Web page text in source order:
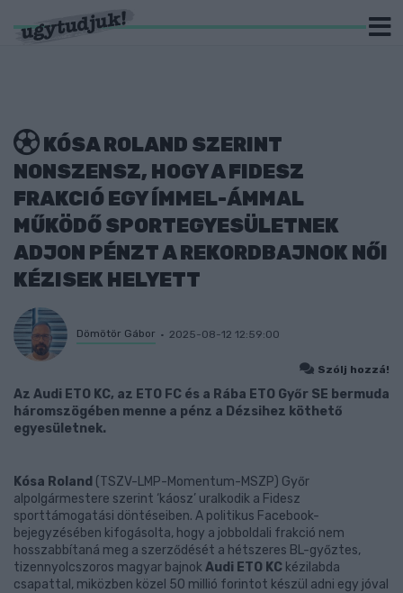
KÓSA ROLAND SZERINT
NONSZENSZ, HOGY A FIDESZ
FRAKCIÓ EGY ÍMMEL-ÁMMAL
MŰKÖDŐ SPORTEGYESÜLETNEK
ADJON PÉNZT A REKORDBAJNOK NŐI
KÉZISEK HELYETT
Dömötör Gábor 2025-08-12 12:59:00
Szólj hozzá!
Az Audi ETO KC, az ETO FC és a Rába ETO Győr SE bermuda
háromszögében menne a pénz a Dézsihez köthető
egyesületnek.
Kósa Roland (TSZV-LMP-Momentum-MSZP) Győr
alpolgármestere szerint ‘káosz’ uralkodik a Fidesz
sporttámogatási döntéseiben. A politikus Facebook-
bejegyzésében kifogásolta, hogy a jobboldali frakció nem
hosszabbítaná meg a szerződését a hétszeres BL-győztes,
tizennyolcszoros magyar bajnokAudi ETO KC kézilabda
csapattal, miközben közel 50 millió forintot készül adni egy jóval